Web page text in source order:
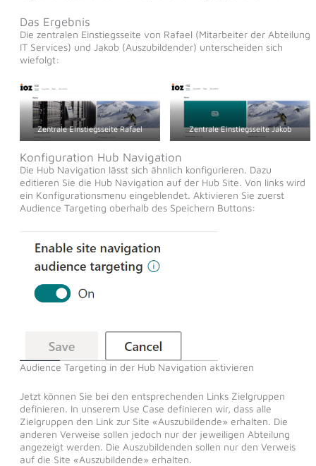
Das Ergebnis
Die zentralen Einstiegsseite von Rafael (Mitarbeiter der Abteilung
IT Services) und Jakob (Auszubildender) unterscheiden sich
wiefolgt:
Zentrale Einstiegsseite Rafael Zentrale Einstiegsseite Jakob
Konfiguration Hub Navigation
Die Hub Navigation lässt sich ähnlich konfigurieren. Dazu
editieren Sie die Hub Navigation auf der Hub Site. Von links wird
ein Konfigurationsmenu eingeblendet. Aktivieren Sie zuerst
Audience Targeting oberhalb des Speichern Buttons:
Audience Targeting in der Hub Navigation aktivieren
Jetzt können Sie bei den entsprechenden Links Zielgruppen
definieren. In unserem Use Case definieren wir, dass alle
Zielgruppen den Link zur Site «Auszubildende» erhalten. Die
anderen Verweise sollen jedoch nur der jeweiligen Abteilung
angezeigt werden. Die Auszubildenden sollen nur den Verweis
auf die Site «Auszubildende» erhalten.